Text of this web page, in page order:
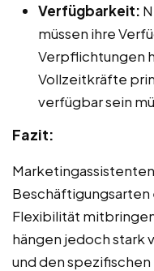
Verfügbarkeit:
müssen ihre
Verpflichtungen
Vollzeitkräfte
verfügbar sein
Fazit:
Beschäftigungsarten
Flexibilität
hängen jedoch stark
und den